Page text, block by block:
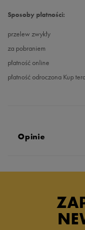
Sposoby płatności:
przelew zwykły
za pobraniem
płatność online
płatność odroczona Kup
Opinie